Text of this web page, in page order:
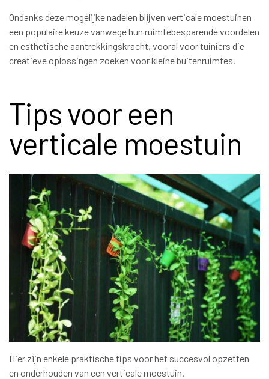
Ondanks deze mogelijke nadelen blijven verticale moestuinen
een populaire keuze vanwege hun ruimtebesparende voordelen
en esthetische aantrekkingskracht, vooral voor tuiniers die
creatieve oplossingen zoeken voor kleine buitenruimtes.
Tips voor een
verticale moestuin
Hier zijn enkele praktische tips voor het succesvol opzetten
en onderhouden van een verticale moestuin.